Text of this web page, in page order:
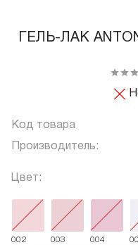
ГЕЛЬ-ЛАК
Код товара
Производитель:
Цвет:
002 003 004